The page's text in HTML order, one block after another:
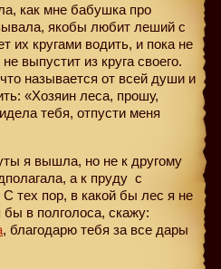
как мне бабушка про
якобы любит леший с
их кругами водить, и пока не
выпустит из круга своего.
называется от всей души и
«Хозяин леса, прошу,
тебя, отпусти меня
я вышла, но не к другому
а к пруду с
тех пор, в какой бы лес я не
в полголоса, скажу:
, благодарю тебя за все дары